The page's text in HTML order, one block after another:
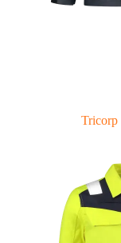
Tricorp